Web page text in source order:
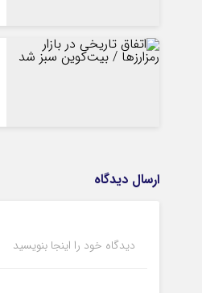
ارسال دیدگاه
دیدگاه خود را اینجا بنویسید